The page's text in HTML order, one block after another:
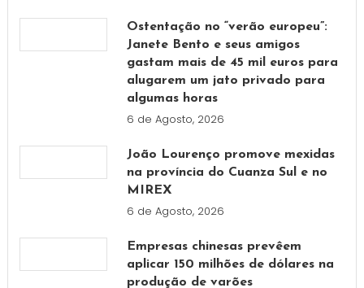
Ostentação no “verão europeu”:
Janete Bento e seus amigos
gastam mais de 45 mil euros para
alugarem um jato privado para
algumas horas
6 de Agosto, 2026
João Lourenço promove mexidas
na província do Cuanza Sul e no
MIREX
6 de Agosto, 2026
Empresas chinesas prevêem
aplicar 150 milhões de dólares na
produção de varões